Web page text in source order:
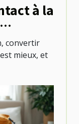
à la
convertir
mieux, et